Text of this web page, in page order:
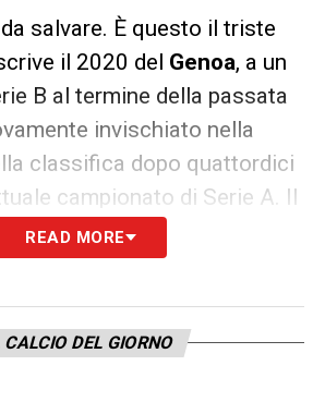
salvare. È questo il triste
il 2020 del Genoa, a un
B al termine della passata
invischiato nella
classifica dopo quattordici
campionato di Serie A. Il
daDavide Nicola
rivoluzione attuata dal
Maranin panchina e
READ MORE
CALCIO DEL GIORNO